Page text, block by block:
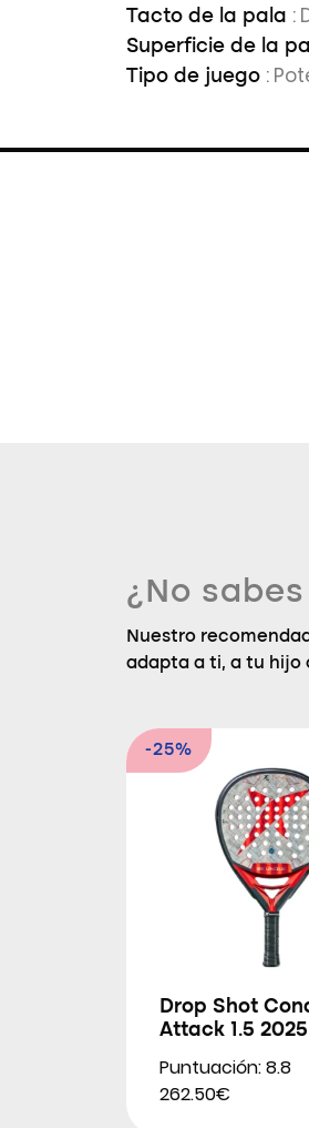
Tacto de la pala :
Superficie de la
Tipo de juego :
¿No
Nuestro
adapta a ti, a tu hijo
-25%
Drop Shot
Attack 1.5 2025
Puntuación: 8.8
262.50€